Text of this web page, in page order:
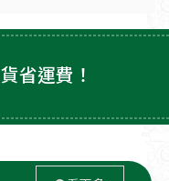
省運費！